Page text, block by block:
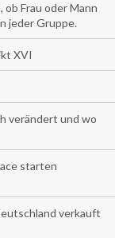
Frau oder Mann
jeder Gruppe.
XVI
verändert und wo
starten
verkauft